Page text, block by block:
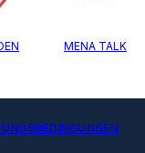
MENA TALK